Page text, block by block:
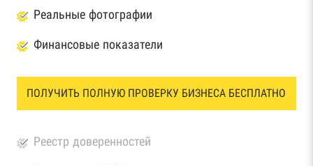
Реальные фотографии
Финансовые показатели
ПОЛУЧИТЬ ПОЛНУЮ ПРОВЕРКУ БИЗНЕСА БЕСПЛАТНО
Реестр доверенностей